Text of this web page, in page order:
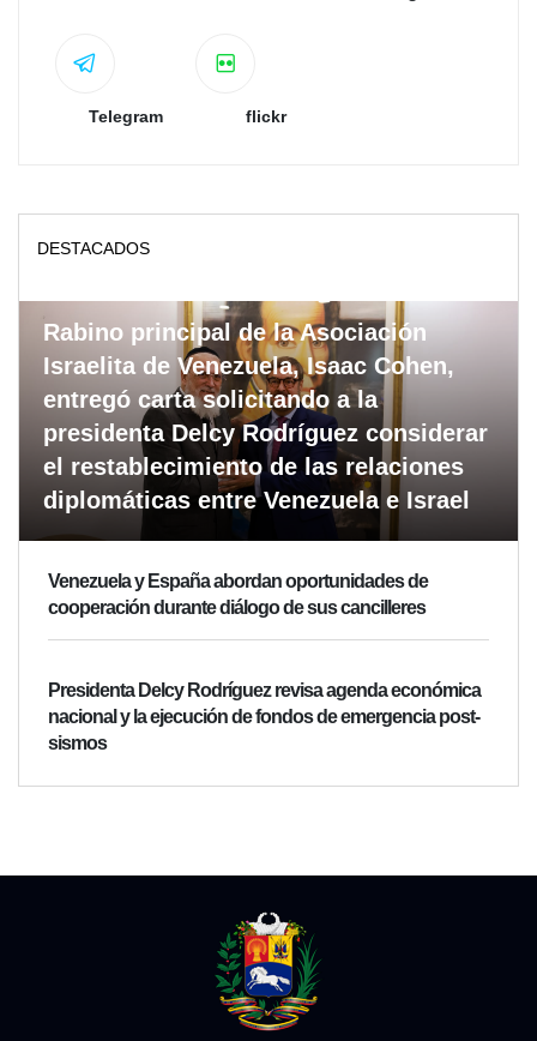
Telegram flickr
DESTACADOS
Rabino principal de la Asociación
Israelita de Venezuela, Isaac Cohen,
entregó carta solicitando a la
presidenta Delcy Rodríguez considerar
el restablecimiento de las relaciones
diplomáticas entre Venezuela e Israel
Venezuela y España abordan oportunidades de
cooperación durante diálogo de sus cancilleres
Presidenta Delcy Rodríguez revisa agenda económica
nacional y la ejecución de fondos de emergencia post-
sismos